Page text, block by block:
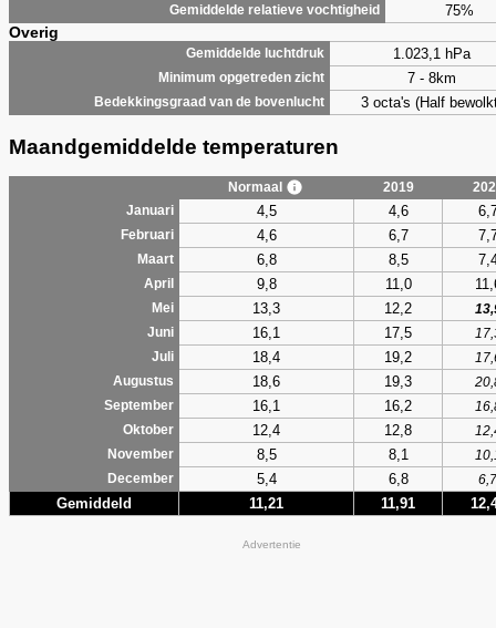
Gemiddelde relatieve vochtigheid 75%
Overig
Gemiddelde luchtdruk 1.023,1 hPa
Minimum opgetreden zicht 7 - 8km
Bedekkingsgraad van de bovenlucht 3 octa's (Half
Maandgemiddelde temperaturen
Normaal 2019
Januari
4,5 4,6
Februari 4,6 6,7
Maart 6,8 8,5
April 9,8 11,0
Mei 13,3 12,2
Juni
16,1 17,5
Juli
18,4 19,2
Augustus
18,6 19,3
September
16,1 16,2
Oktober
12,4 12,8
November
8,5 8,1
December
5,4 6,8 6,7
Gemiddeld 11,21 11,91
Advertentie